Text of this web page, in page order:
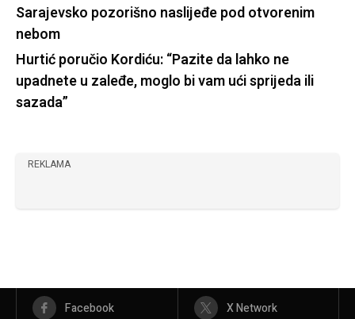
Sarajevsko pozorišno naslijeđe pod otvorenim
nebom
Hurtić poručio Kordiću: “Pazite da lahko ne
upadnete u zaleđe, moglo bi vam ući sprijeda ili
sazada”
REKLAMA
Facebook X Network